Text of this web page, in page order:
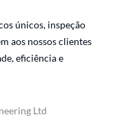
únicos, inspeção
aos nossos clientes
eficiência e
Ltd